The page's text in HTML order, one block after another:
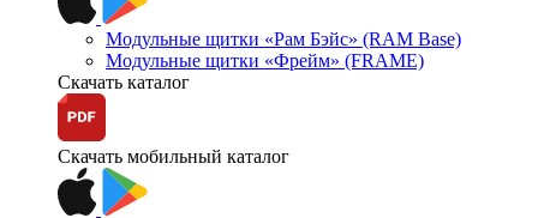
Модульные щитки «Рам Бэйс» (RAM Base)
Модульные щитки «Фрейм» (FRAME)
Скачать каталог
Скачать мобильный каталог